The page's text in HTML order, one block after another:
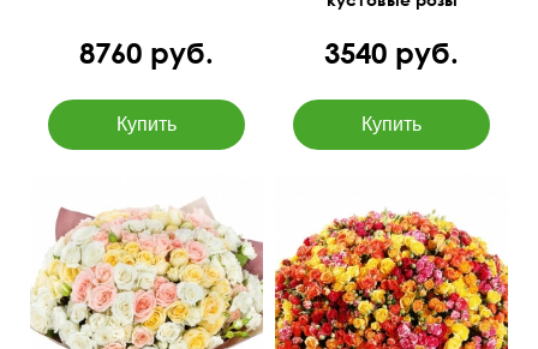
8760 руб. 3540 руб.
50 см 60 см
Цвет микс
60 см
100 см